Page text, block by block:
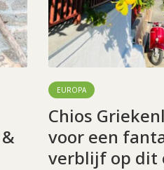
EUROPA
Chios
voor een
verblijf op dit